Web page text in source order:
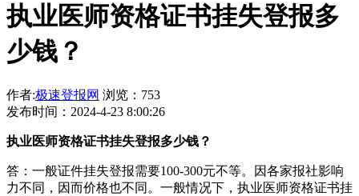
执业医师资格证书挂失登报多
少钱？
作者:极速登报网 浏览：753
发布时间：2024-4-23 8:00:26
执业医师资格证书挂失登报多少钱？
答：一般证件挂失登报需要100-300元不等。因各家报社影响
力不同，因而价格也不同。一般情况下，执业医师资格证书挂